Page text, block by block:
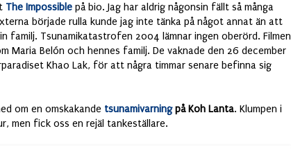
The Impossible på bio. Jag har aldrig någonsin fällt så många
började rulla kunde jag inte tänka på något annat än att
familj. Tsunamikatastrofen 2004 lämnar ingen oberörd. Filmen
Maria Belón och hennes familj. De vaknade den 26 december
Khao Lak, för att några timmar senare befinna sig
om en omskakande tsunamivarningpå Koh Lanta. Klumpen i
men fick oss en rejäl tankeställare.